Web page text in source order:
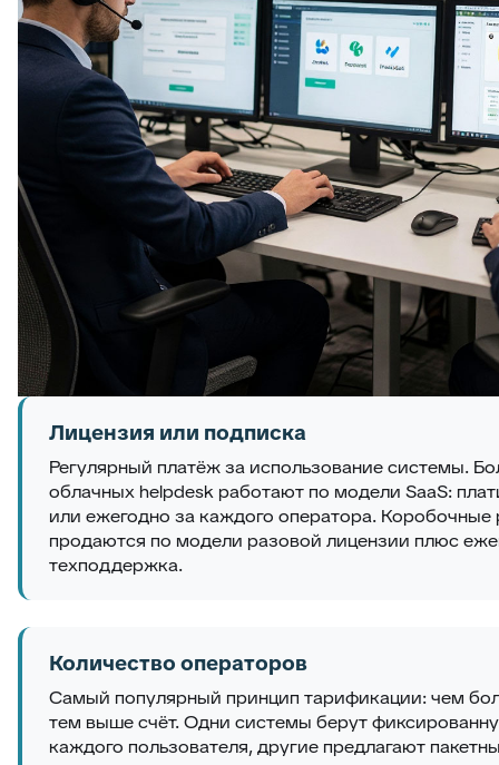
Лицензия или подписка
Регулярный платёж за использование системы.
облачных helpdesk работают по модели SaaS:
или ежегодно за каждого оператора.
продаются по модели разовой лицензии плюс
техподдержка.
Количество операторов
Самый популярный принцип тарификации: чем
тем выше счёт. Одни системы берут
каждого пользователя, другие предлагают